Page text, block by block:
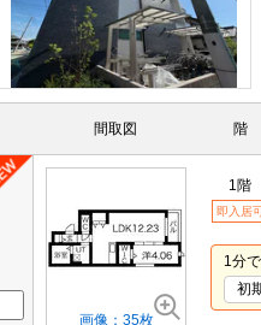
間取図 階
画像：35枚
1階
即入居
1分
初